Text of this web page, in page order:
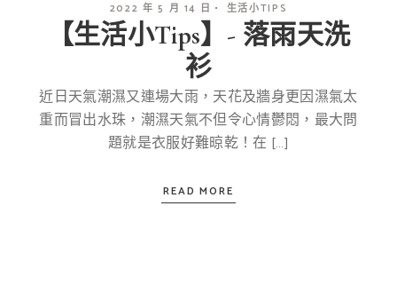
2022 年 5 月 14 日 生活小TIPS
【生活小Tips】- 落雨天洗
衫
近日天氣潮濕又連場大雨，天花及牆身更因濕氣太
重而冒出水珠，潮濕天氣不但令心情鬱悶，最大問
題就是衣服好難晾乾！在 […]
READ MORE